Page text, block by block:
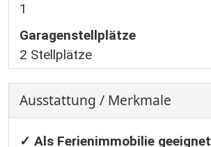
1
Garagen­stellplätze
2 Stellplätze
Ausstattung / Merkmale
✓ Als Ferienimmobilie geeignet